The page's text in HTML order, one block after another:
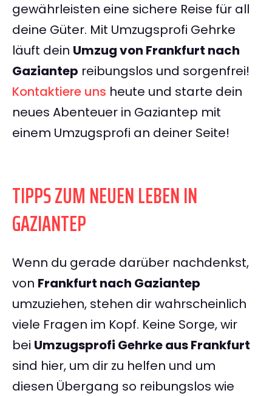
gewährleisten eine sichere Reise für all
deine Güter. Mit Umzugsprofi Gehrke
läuft dein Umzug von Frankfurt nach
Gaziantep reibungslos und sorgenfrei!
Kontaktiere uns heute und starte dein
neues Abenteuer in Gaziantep mit
einem Umzugsprofi an deiner Seite!
TIPPS ZUM NEUEN LEBEN IN
GAZIANTEP
Wenn du gerade darüber nachdenkst,
von Frankfurt nach Gaziantep
umzuziehen, stehen dir wahrscheinlich
viele Fragen im Kopf. Keine Sorge, wir
bei Umzugsprofi Gehrke aus Frankfurt
sind hier, um dir zu helfen und um
diesen Übergang so reibungslos wie